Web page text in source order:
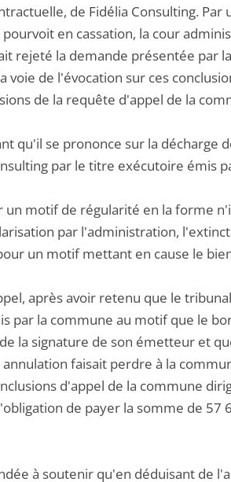
de Fidélia Consulting.
en cassation, la cour
rejeté la demande présentée par
de l'évocation sur ces
de la requête d'appel de la
qu'il se prononce sur la décharge
par le titre exécutoire émis
motif de régularité en la forme
par l'administration,
un motif mettant en cause le
après avoir retenu que le
par la commune au motif que le
la signature de son émetteur et
faisait perdre à la
d'appel de la commune
de payer la somme de 57
à soutenir qu'en déduisant de